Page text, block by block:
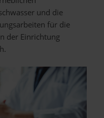
und die
für die
der Einrichtung